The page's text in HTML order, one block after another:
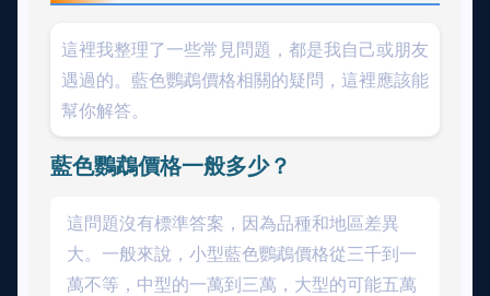
這裡我整理了一些常見問題，都是我自己或朋友
遇過的。藍色鸚鵡價格相關的疑問，這裡應該能
幫你解答。
藍色鸚鵡價格一般多少？
這問題沒有標準答案，因為品種和地區差異
大。一般來說，小型藍色鸚鵡價格從三千到一
萬不等，中型的一萬到三萬，大型的可能五萬